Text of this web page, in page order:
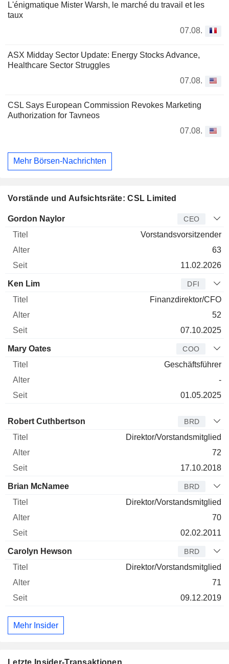
L'énigmatique Mister Warsh, le marché du travail et les
taux
07.08.
ASX Midday Sector Update: Energy Stocks Advance,
Healthcare Sector Struggles
07.08.
CSL Says European Commission Revokes Marketing
Authorization for Tavneos
07.08.
Mehr Börsen-Nachrichten
Vorstände und Aufsichtsräte: CSL Limited
Manager Titel
Gordon Naylor CEO
Vorstandsvorsitzender
63
11.02.2026
Ken Lim DFI
Finanzdirektor/CFO
52
07.10.2025
Mary Oates COO
Geschäftsführer
-
01.05.2025
Verwaltungsratsmitglied
Robert Cuthbertson BRD
Direktor/Vorstandsmitglied
72
17.10.2018
Brian McNamee BRD
Direktor/Vorstandsmitglied
70
02.02.2011
Carolyn Hewson BRD
Direktor/Vorstandsmitglied
71
09.12.2019
Mehr Insider